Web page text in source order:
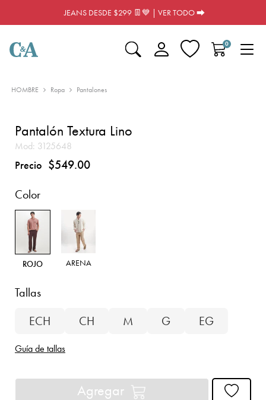
JEANS DESDE $299 👖💙 | VER TODO ⮕
0
HOMBRE Ropa Pantalones
Pantalón Textura Lino
Mod: 3125648
Precio $549.00
Color
ROJO ARENA
Tallas
ECH
CH M G EG
Guía de tallas
Agregar